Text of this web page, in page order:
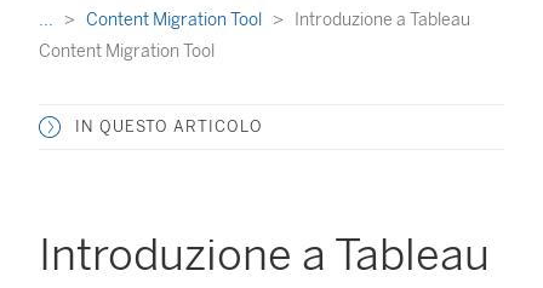
...
Content Migration Tool
Introduzione a Tableau
Content Migration Tool
IN QUESTO ARTICOLO
Introduzione a Tableau